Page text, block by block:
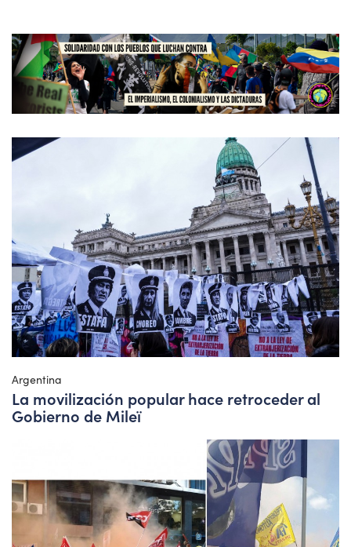
Argentina
La movilización popular hace retroceder al
Gobierno de Mileï